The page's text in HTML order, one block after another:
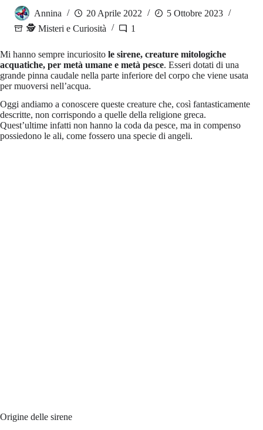
Annina 20 Aprile 2022
5 Ottobre 2023
🕵️ Misteri e Curiosità
1
Mi hanno sempre incuriosito le sirene, creature mitologiche
acquatiche, per metà umane e metà pesce. Esseri dotati di una
grande pinna caudale nella parte inferiore del corpo che viene usata
per muoversi nell’acqua.
Oggi andiamo a conoscere queste creature che, così fantasticamente
descritte, non corrispondo a quelle della religione greca.
Quest’ultime infatti non hanno la coda da pesce, ma in compenso
possiedono le ali, come fossero una specie di angeli.
Origine delle sirene